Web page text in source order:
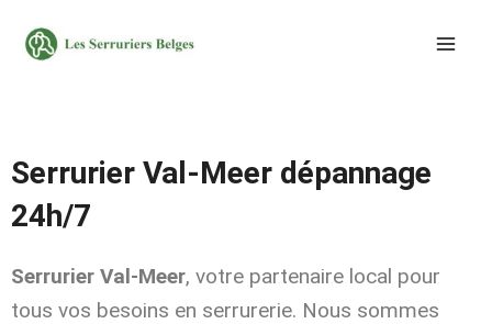
Serrurier Val-Meer dépannage
24h/7
Serrurier Val-Meer, votre partenaire local pour
tous vos besoins en serrurerie. Nous sommes